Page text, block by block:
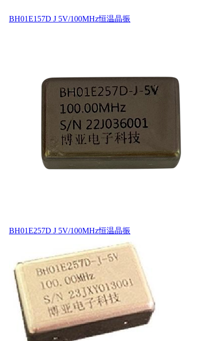
BH01E157D J 5V/100MHz恒温晶振
BH01E257D J 5V/100MHz恒温晶振